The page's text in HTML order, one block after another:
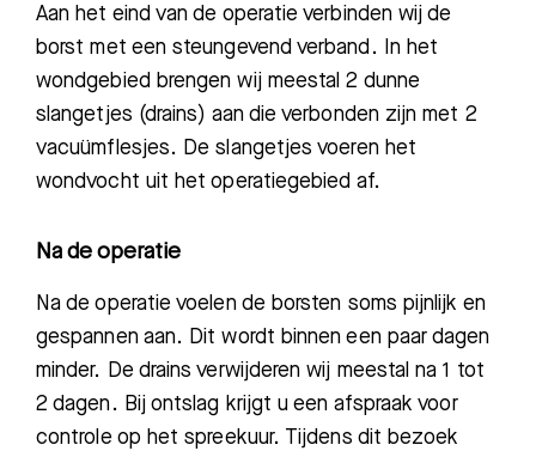
Aan het eind van de operatie verbinden wij de
borst met een steungevend verband. In het
wondgebied brengen wij meestal 2 dunne
slangetjes (drains) aan die verbonden zijn met 2
vacuümflesjes. De slangetjes voeren het
wondvocht uit het operatiegebied af.
Na de operatie
Na de operatie voelen de borsten soms pijnlijk en
gespannen aan. Dit wordt binnen een paar dagen
minder. De drains verwijderen wij meestal na 1 tot
2 dagen. Bij ontslag krijgt u een afspraak voor
controle op het spreekuur. Tijdens dit bezoek